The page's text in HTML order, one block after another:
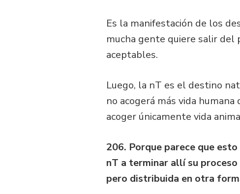
Es la manifestación de los
mucha gente quiere salir del
aceptables.
Luego, la nT es el destino
no acogerá más vida
acoger únicamente vida
206. Porque parece que
nT a terminar allí su
pero distribuida en otra